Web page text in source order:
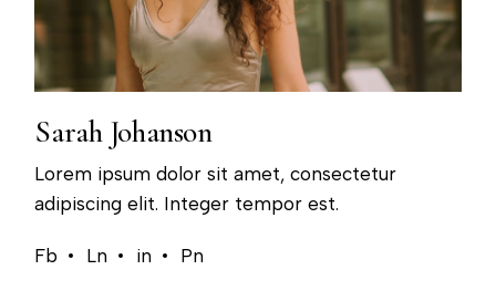
Sarah Johanson
Lorem ipsum dolor sit amet, consectetur
adipiscing elit. Integer tempor est.
Fb Ln in Pn